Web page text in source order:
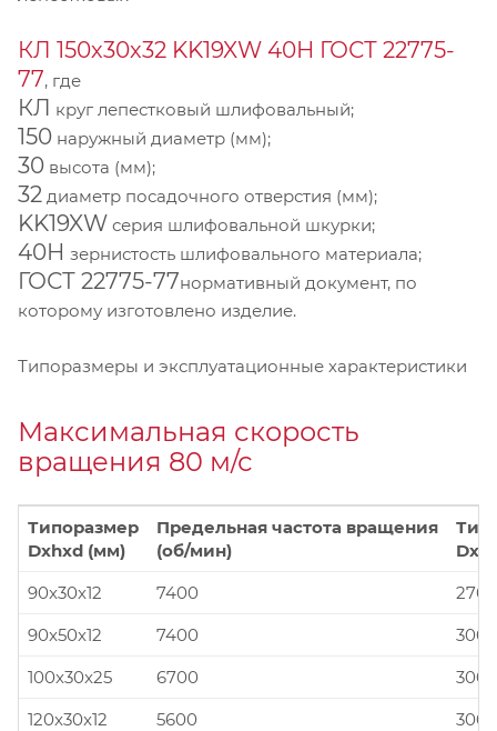
КЛ 150х30х32 KK19XW 40Н ГОСТ 22775-
77, где
КЛ круг лепестковый шлифовальный;
150 наружный диаметр (мм);
30 высота (мм);
32 диаметр посадочного отверстия (мм);
KK19XW серия шлифовальной шкурки;
40Н зернистость шлифовального материала;
ГОСТ 22775-77нормативный документ, по
которому изготовлено изделие.
Типоразмеры и эксплуатационные характеристики
Максимальная скорость
вращения 80 м/с
Типоразмер
Dxhxd (мм)
Предельная частота вращения
(об/мин)
90x30x12
7400
90x50x12
7400
100x30x25
6700
120x30x12
5600